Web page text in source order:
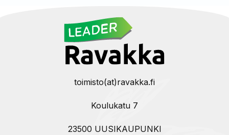
toimisto(at)ravakka.fi
Koulukatu 7
23500 UUSIKAUPUNKI